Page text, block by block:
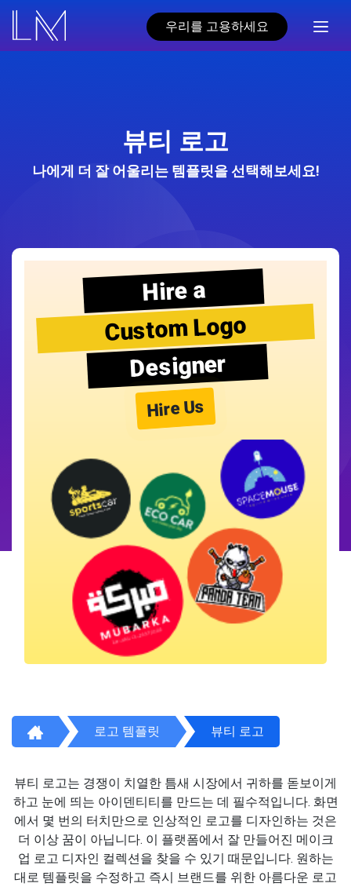
우리를 고용하세요
뷰티 로고
나에게 더 잘 어울리는 템플릿을 선택해보세요!
Hire a
Custom Logo
Designer
Hire Us
로고 템플릿 뷰티 로고
뷰티 로고는 경쟁이 치열한 틈새 시장에서 귀하를 돋보이게
하고 눈에 띄는 아이덴티티를 만드는 데 필수적입니다. 화면
에서 몇 번의 터치만으로 인상적인 로고를 디자인하는 것은
더 이상 꿈이 아닙니다. 이 플랫폼에서 잘 만들어진 메이크
업 로고 디자인 컬렉션을 찾을 수 있기 때문입니다. 원하는
대로 템플릿을 수정하고 즉시 브랜드를 위한 아름다운 로고